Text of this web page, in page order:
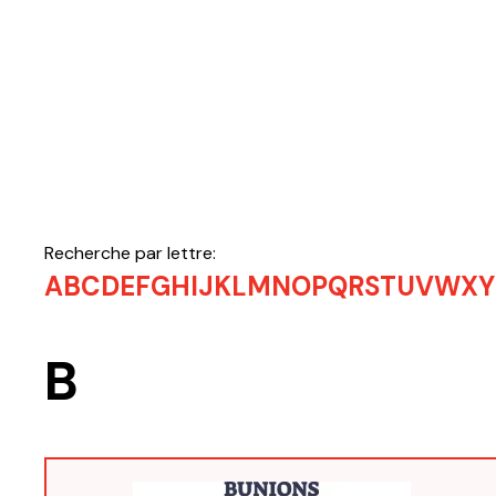
Recherche par lettre:
ABCDEFGHIJKLMNOPQRSTUVWXY
B